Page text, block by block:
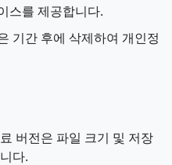
스를 제공합니다.
기간 후에 삭제하여 개인정
버전은 파일 크기 및 저장
다.